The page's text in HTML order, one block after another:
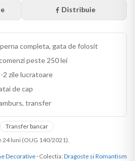
Distribuie
perna completa, gata de folosit
peste 250 lei
2 zile lucratoare
de cap
transfer
Transfer bancar
24 luni (OUG 140/2021).
Decorative · Colectia: Dragoste si Romantism